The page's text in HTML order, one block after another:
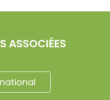
ASSOCIÉES